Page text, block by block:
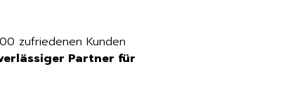
zufriedenen Kunden
Partner für